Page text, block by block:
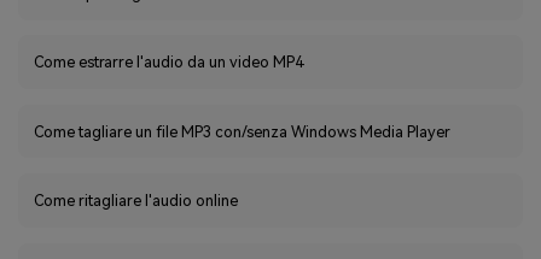
Come estrarre l'audio da un video MP4
Come tagliare un file MP3 con/senza Windows Media Player
Come ritagliare l'audio online